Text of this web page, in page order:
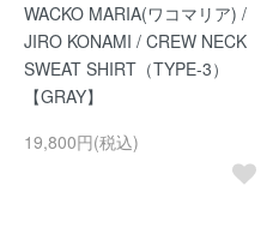
WACKO MARIA(ワコマリア) /
JIRO KONAMI / CREW NECK
SWEAT SHIRT（TYPE-3）
【GRAY】
19,800円(税込)